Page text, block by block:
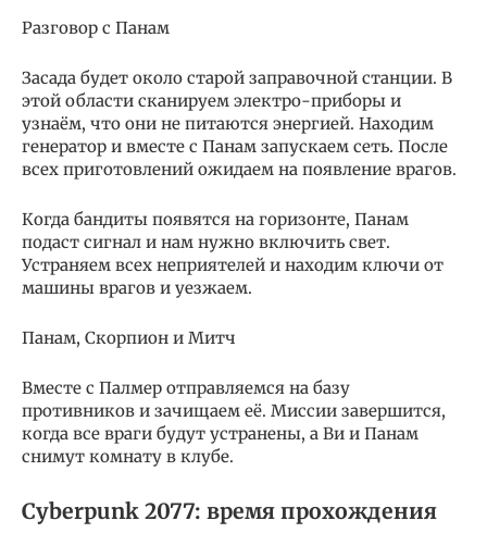
Разговор с Панам
Засада будет около старой заправочной станции. В
этой области сканируем электро-приборы и
узнаём, что они не питаются энергией. Находим
генератор и вместе с Панам запускаем сеть. После
всех приготовлений ожидаем на появление врагов.
Когда бандиты появятся на горизонте, Панам
подаст сигнал и нам нужно включить свет.
Устраняем всех неприятелей и находим ключи от
машины врагов и уезжаем.
Панам, Скорпион и Митч
Вместе с Палмер отправляемся на базу
противников и зачищаем её. Миссии завершится,
когда все враги будут устранены, а Ви и Панам
снимут комнату в клубе.
Cyberpunk 2077: время прохождения